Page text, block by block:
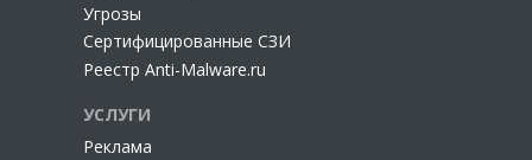
Угрозы
Сертифицированные СЗИ
Реестр Anti-Malware.ru
УСЛУГИ
Реклама